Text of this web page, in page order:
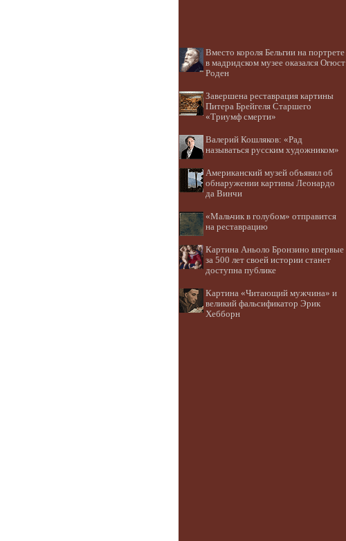
Вместо короля Бельгии на портрете
в мадридском музее оказался Огюст
Роден
Завершена реставрация картины
Питера Брейгеля Старшего
«Триумф смерти»
Валерий Кошляков: «Рад
называться русским художником»
Американский музей объявил об
обнаружении картины Леонардо
да Винчи
«Мальчик в голубом» отправится
на реставрацию
Картина Аньоло Бронзино впервые
за 500 лет своей истории станет
доступна публике
Картина «Читающий мужчина» и
великий фальсификатор Эрик
Хебборн